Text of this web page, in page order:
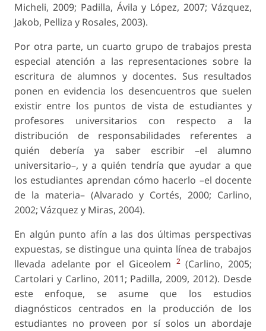
Micheli, 2009; Padilla, Ávila y López, 2007; Vázquez,
Jakob, Pelliza y Rosales, 2003).
Por otra parte, un cuarto grupo de trabajos presta
especial atención a las representaciones sobre la
escritura de alumnos y docentes. Sus resultados
ponen en evidencia los desencuentros que suelen
existir entre los puntos de vista de estudiantes y
profesores universitarios con respecto a la
distribución de responsabilidades referentes a
quién debería ya saber escribir –el alumno
universitario–, y a quién tendría que ayudar a que
los estudiantes aprendan cómo hacerlo –el docente
de la materia– (Alvarado y Cortés, 2000; Carlino,
2002; Vázquez y Miras, 2004).
En algún punto afín a las dos últimas perspectivas
expuestas, se distingue una quinta línea de trabajos
llevada adelante por el Giceolem 2(Carlino, 2005;
Cartolari y Carlino, 2011; Padilla, 2009, 2012). Desde
este enfoque, se asume que los estudios
diagnósticos centrados en la producción de los
estudiantes no proveen por sí solos un abordaje